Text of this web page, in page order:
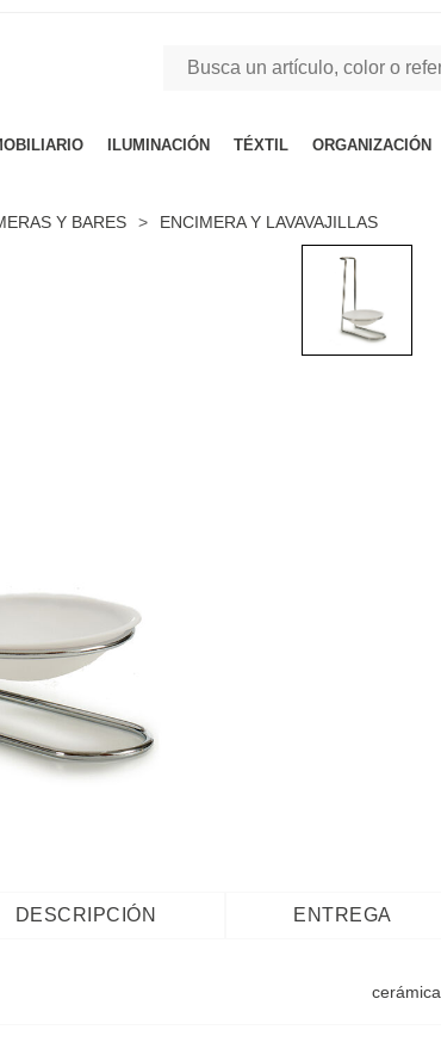
ILUMINACIÓN TÉXTIL ORGANIZACIÓN
Y BARES > ENCIMERA Y LAVAVAJILLAS
DESCRIPCIÓN ENTREGA
cerámica